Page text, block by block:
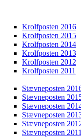
Krolfposten 2016
Krolfposten 2015
Krolfposten 2014
Krolfposten 2013
Krolfposten 2012
Krolfposten 2011
Stævneposten
Stævneposten
Stævneposten
Stævneposten
Stævneposten
Stævneposten 2011